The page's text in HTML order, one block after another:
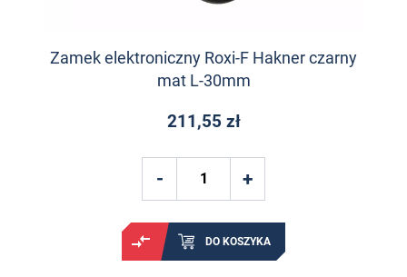
Zamek elektroniczny Roxi-F Hakner czarny
mat L-30mm
211,55 zł
DO KOSZYKA